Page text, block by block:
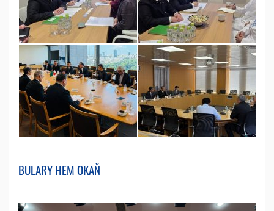
BULARY HEM OKAŇ